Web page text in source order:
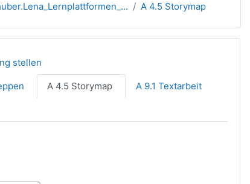
A 4.5 Storymap
stellen
A 4.5 Storymap A 9.1 Textarbeit